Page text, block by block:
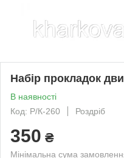
Набір прокладок
В наявності
Код: Р/К-260
Роздріб
350 ₴
Мінімальна сума